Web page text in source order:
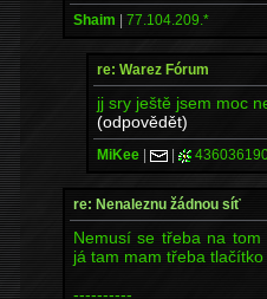
Shaim | 77.104.209.*
re: Warez Fórum
jj sry ještě jsem moc
(odpovědět)
MiKee | |
re: Nenaleznu žádnou síť
Nemusí se třeba na
já tam mam třeba tlačítko
----------